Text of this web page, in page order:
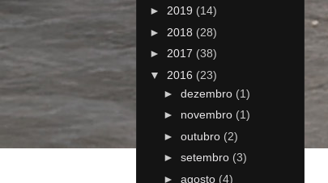
► 2019 (14)
► 2018 (28)
► 2017 (38)
▼ 2016 (23)
► dezembro (1)
► novembro (1)
► outubro (2)
► setembro (3)
► agosto (4)